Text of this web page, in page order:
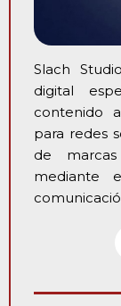
Slach
digital
contenido
para redes
de
mediante